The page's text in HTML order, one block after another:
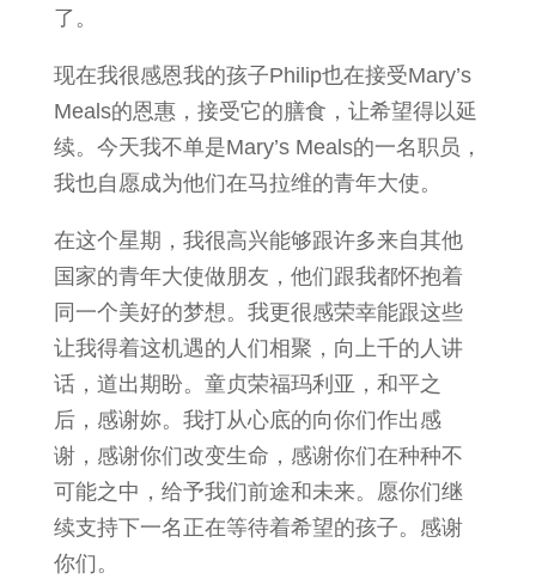
了。
现在我很感恩我的孩子Philip也在接受Mary’s
Meals的恩惠，接受它的膳食，让希望得以延
续。今天我不单是Mary’s Meals的一名职员，
我也自愿成为他们在马拉维的青年大使。
在这个星期，我很高兴能够跟许多来自其他
国家的青年大使做朋友，他们跟我都怀抱着
同一个美好的梦想。我更很感荣幸能跟这些
让我得着这机遇的人们相聚，向上千的人讲
话，道出期盼。童贞荣福玛利亚，和平之
后，感谢妳。我打从心底的向你们作出感
谢，感谢你们改变生命，感谢你们在种种不
可能之中，给予我们前途和未来。愿你们继
续支持下一名正在等待着希望的孩子。感谢
你们。